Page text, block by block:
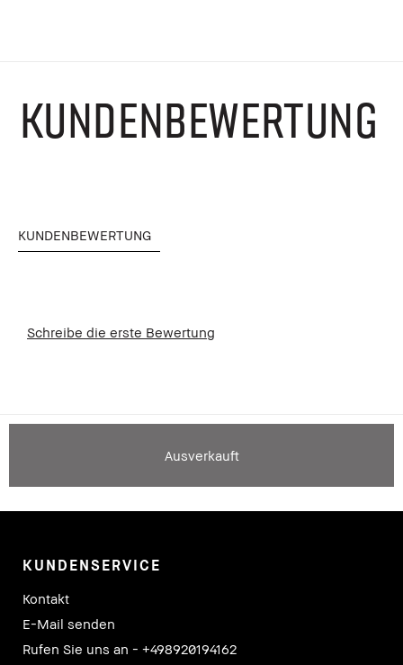
KUNDENBEWERTUNG
KUNDENBEWERTUNG
Schreibe die erste Bewertung
Ausverkauft
KUNDENSERVICE
Kontakt
E-Mail senden
Rufen Sie uns an - +498920194162